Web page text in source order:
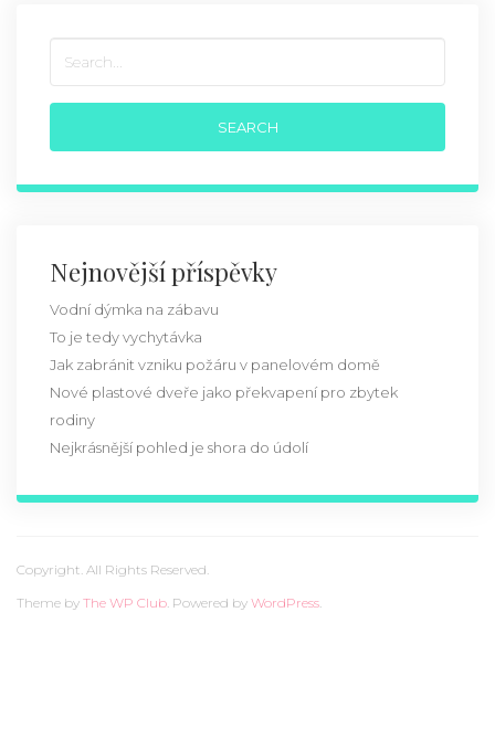
Nejnovější příspěvky
Vodní dýmka na zábavu
To je tedy vychytávka
Jak zabránit vzniku požáru v panelovém domě
Nové plastové dveře jako překvapení pro zbytek
rodiny
Nejkrásnější pohled je shora do údolí
Copyright. All Rights Reserved.
Theme by The WP Club . Powered by WordPress